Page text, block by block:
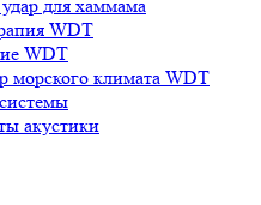
для хаммама
WDT
WDT
морского климата WDT
акустики